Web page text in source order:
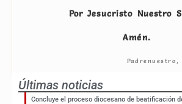
Por Jesucristo Nuestro
Amén.
Últimas noticias
Concluye el proceso diocesano de beatificación